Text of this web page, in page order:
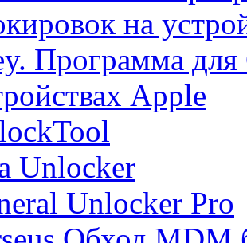
на
Программа для
Apple
Unlocker
Unlocker Pro